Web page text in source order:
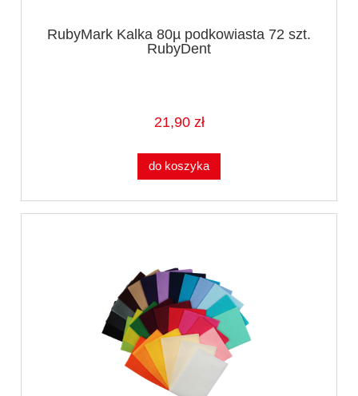
RubyMark Kalka 80µ podkowiasta 72 szt.
RubyDent
21,90 zł
do koszyka